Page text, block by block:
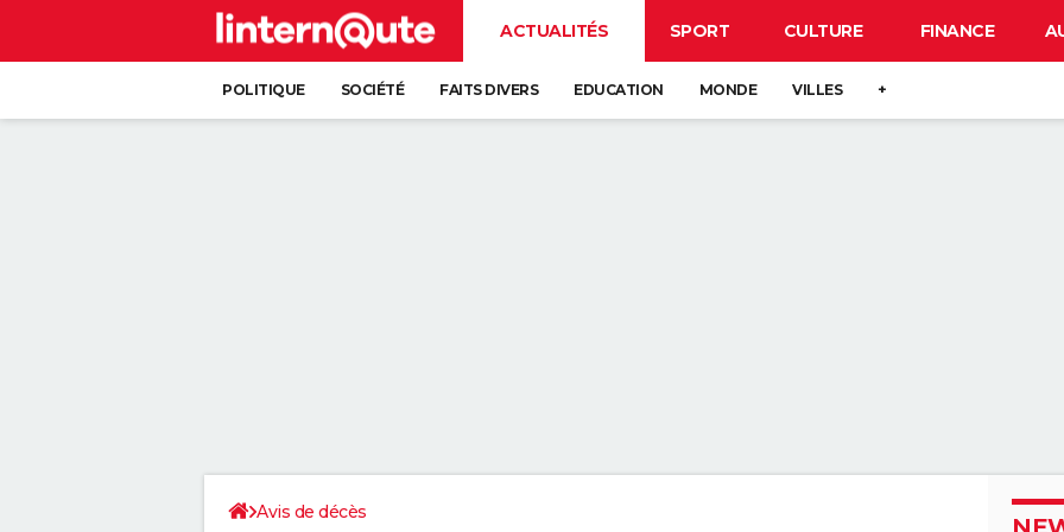
ACTUALITÉS SPORT CULTURE FINANCE
POLITIQUE SOCIÉTÉ FAITS DIVERS EDUCATION MONDE VILLES +
Avis de décès